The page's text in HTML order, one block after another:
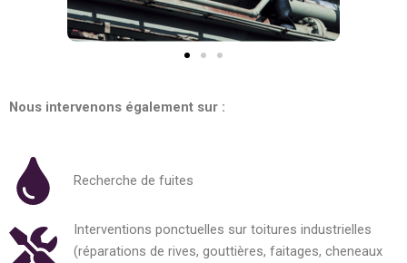
Nous intervenons également sur :
Recherche de fuites
Interventions ponctuelles sur toitures industrielles
(réparations de rives, gouttières, faitages, cheneaux